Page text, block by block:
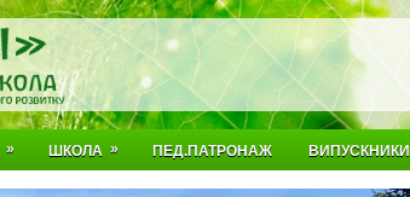
» ШКОЛА » ПЕД.ПАТРОНАЖ ВИПУСКНИКИ